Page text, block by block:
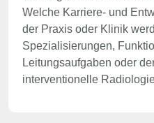
Welche Karriere- und
der Praxis oder Klinik
Spezialisierungen,
Leitungsaufgaben oder
interventionelle